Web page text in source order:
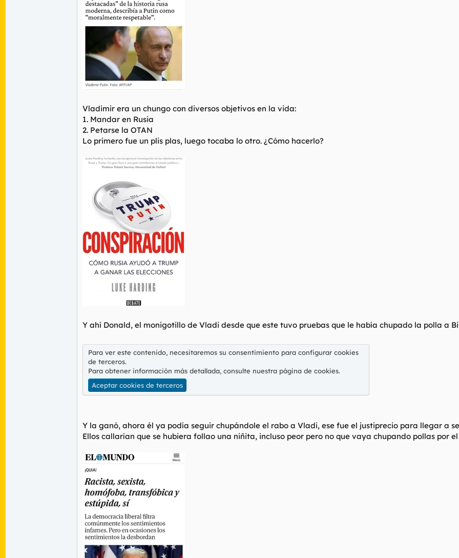
Vladimir era un chungo con diversos objetivos en la vida:
1. Mandar en Rusia
2. Petarse la OTAN
Lo primero fue un plis plas, luego tocaba lo otro. ¿Cómo hacerlo?
Y ahí Donald, el monigotillo de Vladi desde que este tuvo pruebas que le había chupado la polla a
Para ver este contenido, necesitaremos su consentimiento para configurar cookies
de terceros.
Para obtener información más detallada, consulte nuestra página de cookies.
Aceptar cookies de terceros
Y la ganó, ahora él ya podía seguir chupándole el rabo a Vladi, ese fue el justiprecio para llegar a
Ellos callarían que se hubiera follao una niñita, incluso peor pero no que vaya chupando pollas por